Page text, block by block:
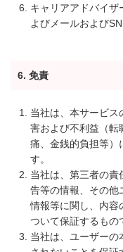
キャリアアドバイザ
よびメールおよび
6. 免責
当社は、本サービス
害および不利益（転
痛、金銭的負担等）
す。
当社は、第三者の
告等の情報、その他
情報等に関し、内容
ついて保証するもの
当社は、ユーザーの